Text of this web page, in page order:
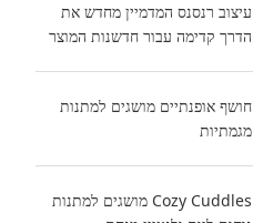
עיצוב רנסנס המדמיין מחדש את
הדרך קדימה עבור חדשנות המוצר
חושף אופנתיים מושגים למתנות
מגמתיות
Cozy Cuddles מושגים למתנות